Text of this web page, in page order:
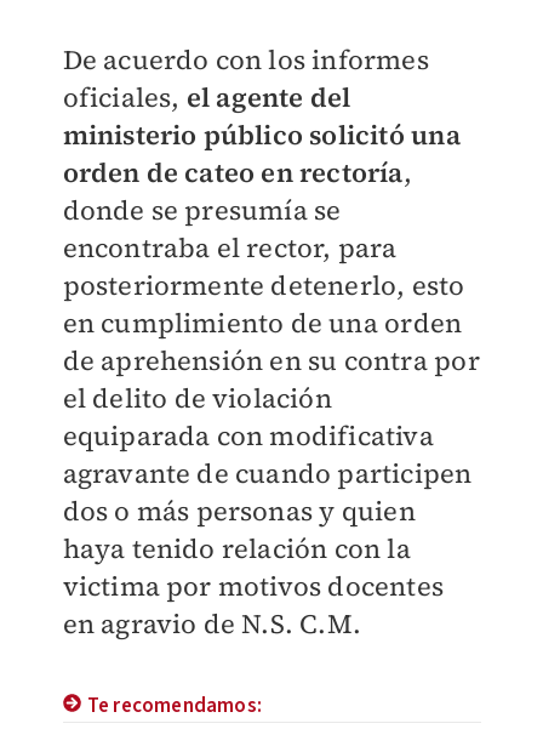
De acuerdo con los informes
oficiales, el agente del
ministerio público solicitó una
orden de cateo en rectoría,
donde se presumía se
encontraba el rector, para
posteriormente detenerlo, esto
en cumplimiento de una orden
de aprehensión en su contra por
el delito de violación
equiparada con modificativa
agravante de cuando participen
dos o más personas y quien
haya tenido relación con la
victima por motivos docentes
en agravio de N.S. C.M.
Te recomendamos: